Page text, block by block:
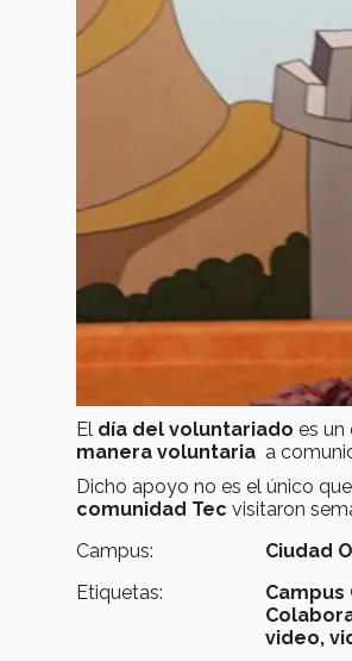
El día del voluntariado es un
manera voluntaria a
Dicho apoyo no es el único
comunidad Tec visitaron
Campus:
Ciudad
Etiquetas:
Campus
video,